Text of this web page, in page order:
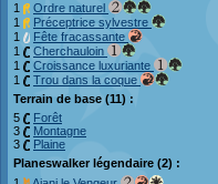
1
Ordre naturel
1
Préceptrice sylvestre
1
Fête fracassante
1
Cherchauloin
1
Croissance luxuriante
1
Trou dans la coque
Terrain de base (11) :
5
Forêt
3
Montagne
3
Plaine
Planeswalker légendaire (2) :